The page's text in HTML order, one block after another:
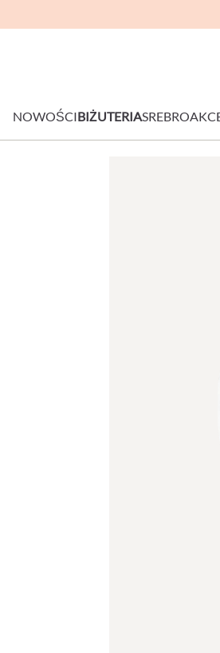
NOWOŚCIBIŻUTERIASREBRO